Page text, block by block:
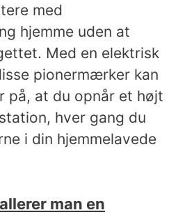
med
hjemme uden at
Med en elektrisk
pionermærker kan
på, at du opnår et højt
hver gang du
i din hjemmelavede
man en